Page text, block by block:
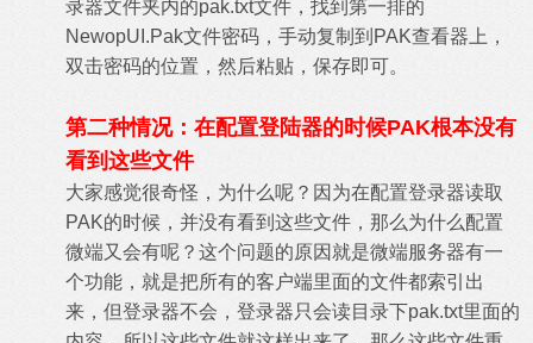
录器文件夹内的pak.txt文件，找到第一排的
NewopUI.Pak文件密码，手动复制到PAK查看器上，
双击密码的位置，然后粘贴，保存即可。
第二种情况：在配置登陆器的时候PAK根本没有
看到这些文件
大家感觉很奇怪，为什么呢？因为在配置登录器读取
PAK的时候，并没有看到这些文件，那么为什么配置
微端又会有呢？这个问题的原因就是微端服务器有一
个功能，就是把所有的客户端里面的文件都索引出
来，但登录器不会，登录器只会读目录下pak.txt里面的